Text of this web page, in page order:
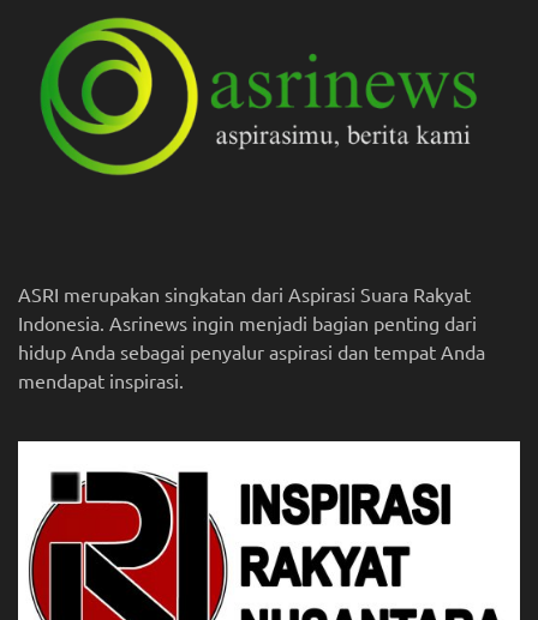
ASRI merupakan singkatan dari Aspirasi Suara Rakyat
Indonesia. Asrinews ingin menjadi bagian penting dari
hidup Anda sebagai penyalur aspirasi dan tempat Anda
mendapat inspirasi.